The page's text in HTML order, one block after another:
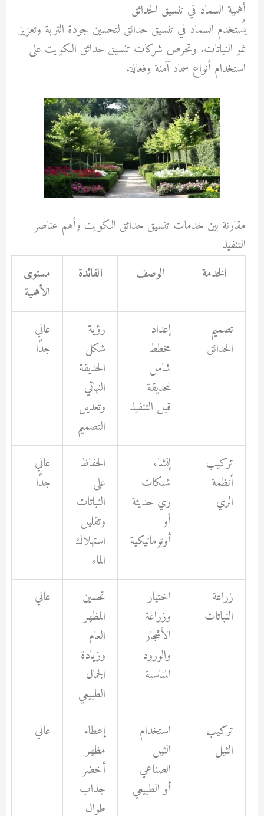
أهمية السماد في تنسيق الحدائق
يُستخدم السماد في تنسيق حدائق لتحسين جودة التربة وتعزيز
نمو النباتات. وتحرص شركات تنسيق حدائق الكويت على
استخدام أنواع سماد آمنة وفعالة.
مقارنة بين خدمات تنسيق حدائق الكويت وأهم عناصر
التنفيذ
الخدمة
الوصف الفائدة
مستوى
الأهمية
تصميم
الحدائق
إعداد
مخطط
شامل
للحديقة
قبل التنفيذ
رؤية
شكل
الحديقة
النهائي
وتعديل
التصميم
عالي
جدًا
تركيب
أنظمة
الري
إنشاء
شبكات
ري حديثة
أو
أوتوماتيكية
الحفاظ
على
النباتات
وتقليل
استهلاك
الماء
عالي
جدًا
زراعة
النباتات
اختيار
وزراعة
الأشجار
والورود
المناسبة
تحسين
المظهر
العام
وزيادة
الجمال
الطبيعي
عالي
تركيب
الثيل
استخدام
الثيل
الصناعي
أو الطبيعي
إعطاء
مظهر
أخضر
جذاب
طوال
عالي